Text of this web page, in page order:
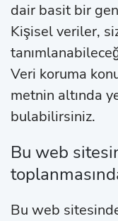
dair basit bir
Kişisel veriler,
Veri koruma
metnin altında
bulabilirsiniz.
Bu web
Bu web